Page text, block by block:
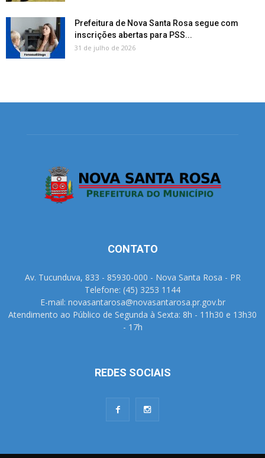
Prefeitura de Nova Santa Rosa segue com
inscrições abertas para PSS...
31 de julho de 2026
CONTATO
Av. Tucunduva, 833 - 85930-000 - Nova Santa Rosa - PR
Telefone: (45) 3253 1144
E-mail: novasantarosa@novasantarosa.pr.gov.br
Atendimento ao Público de Segunda à Sexta: 8h - 11h30 e 13h30
- 17h
REDES SOCIAIS